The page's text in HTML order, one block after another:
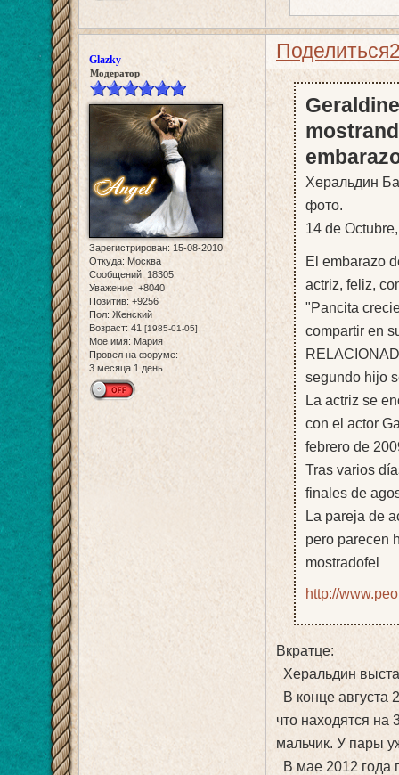
Поделиться
Glazky
Модератор
Зарегистрирован: 15-08-2010
Откуда: Москва
Сообщений: 18305
Уважение: +8040
Позитив: +9256
Пол: Женский
Возраст: 41 [1985-01-05]
Мое имя: Мария
Провел на форуме:
3 месяца 1 день
Херальдин
фото.
14 de
El embarazo
actriz, feliz,
"Pancita
compartir en
segundo hijo
La actriz se
con el actor
febrero de
Tras varios
finales de
La pareja de
pero parecen
mostradofel
http://
Вкратце:
Херальдин
В конце августа
что находятся на
мальчик. У пары
В мае 2012 года